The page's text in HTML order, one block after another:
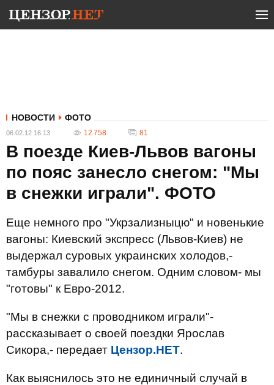
НОВОСТИ ФОТО
06.02.12 16:13 12 758 81
В поезде Киев-Львов вагоны
по пояс занесло снегом: "Мы
в снежки играли". ФОТО
Еще немного про "Укрзализныцю" и новенькие
вагоны: Киевский экспресс (Львов-Киев) не
выдержал суровых украинских холодов,-
тамбуры завалило снегом. Одним словом- мы
"готовы" к Евро-2012.
"Мы в снежки с проводником играли"-
рассказывает о своей поездки Ярослав
Сикора,- передает Цензор.НЕТ.
Как выяснилось это не единичный случай в